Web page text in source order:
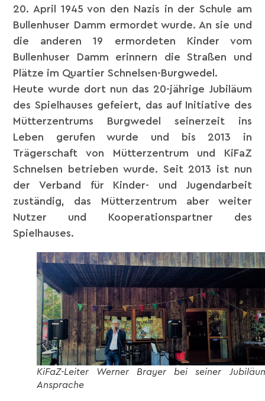
20. April 1945 von den Nazis in der Schule am
Bullenhuser Damm ermordet wurde. An sie und
die anderen 19 ermordeten Kinder vom
Bullenhuser Damm erinnern die Straßen und
Plätze im Quartier Schnelsen-Burgwedel.
Heute wurde dort nun das 20-jährige Jubiläum
des Spielhauses gefeiert, das auf Initiative des
Mütterzentrums Burgwedel seinerzeit ins
Leben gerufen wurde und bis 2013 in
Trägerschaft von Mütterzentrum und KiFaZ
Schnelsen betrieben wurde. Seit 2013 ist nun
der Verband für Kinder- und Jugendarbeit
zuständig, das Mütterzentrum aber weiter
Nutzer und Kooperationspartner des
Spielhauses.
KiFaZ-Leiter Werner Brayer bei seiner
Ansprache